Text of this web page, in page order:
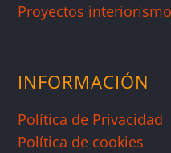
Proyectos interiorismo
INFORMACIÓN
Política de Privacidad
Política de cookies